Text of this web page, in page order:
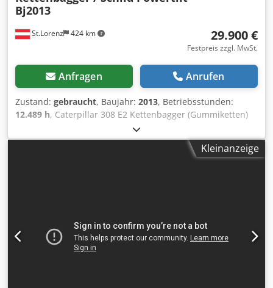
St.Lorenz 424 km
Bj2013
29.900 €
Festpreis zzgl. MwSt.
Anfragen Anrufen
Zustand: gebraucht, Baujahr: 2013, Betriebsstunden:
12.489 h, Caterpillar 308 E2 Kettenbagger (Gummiketten)
mit Schild Dcodpjy I Ibfsfx Aptsk ? Betriebsstunden: ca.
12489 h ? FIN: CAT0308EATMX01275 Ausstattung: ?
Gummiketten ? Planierschild ? Schnellwechsler ? Powertilt ?
Kleinanzeige